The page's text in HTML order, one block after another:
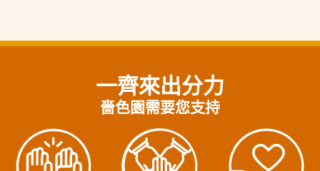
一齊來出分力
嗇色園需要您支持